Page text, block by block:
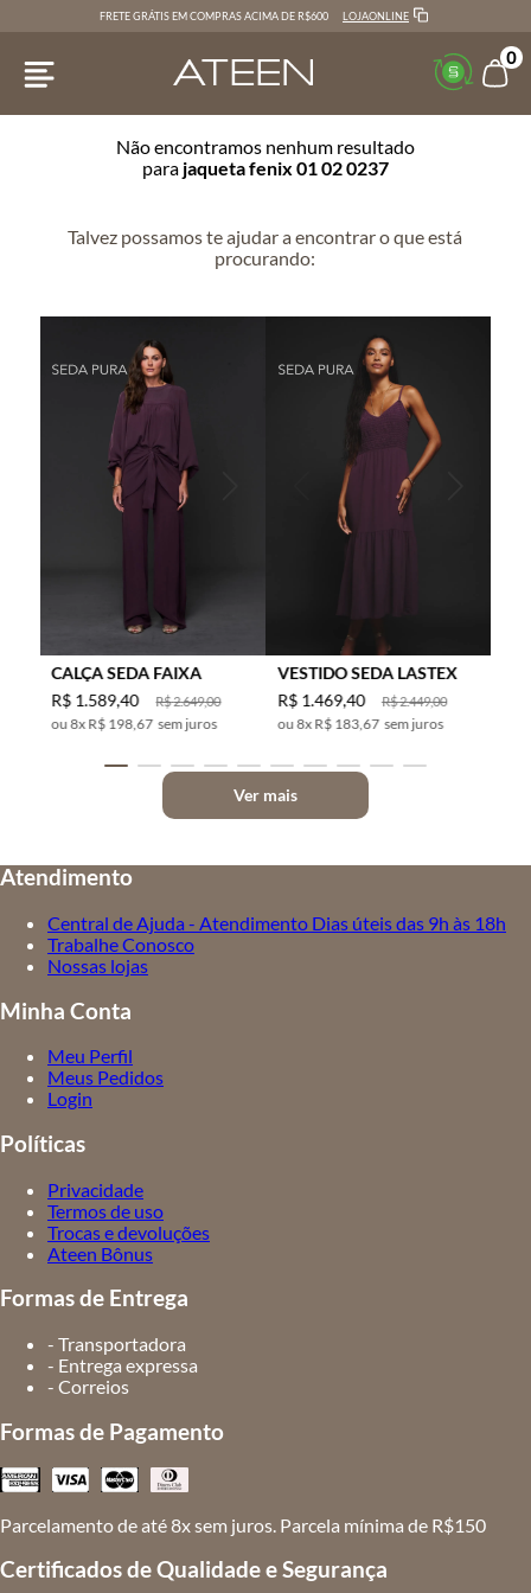
FRETE GRÁTIS EM COMPRAS ACIMA DE R$600 LOJAONLINE
0
Não encontramos nenhum resultado
para jaqueta fenix 01 02 0237
Talvez possamos te ajudar a encontrar o que está
procurando:
CALÇA SEDA FAIXA
R$2.649,00
R$ 1.589,40
8x R$ 198,67 sem juros
VESTIDO SEDA LASTEX
R$2.449,00
R$ 1.469,40
8x R$ 183,67 sem juros
Ver mais
Atendimento
Central de Ajuda - Atendimento Dias úteis das 9h às 18h
Trabalhe Conosco
Nossas lojas
Minha Conta
Meu Perfil
Meus Pedidos
Login
Políticas
Privacidade
Termos de uso
Trocas e devoluções
Ateen Bônus
Formas de Entrega
- Transportadora
- Entrega expressa
- Correios
Formas de Pagamento
Parcelamento de até 8x sem juros. Parcela mínima de R$150
Certificados de Qualidade e Segurança